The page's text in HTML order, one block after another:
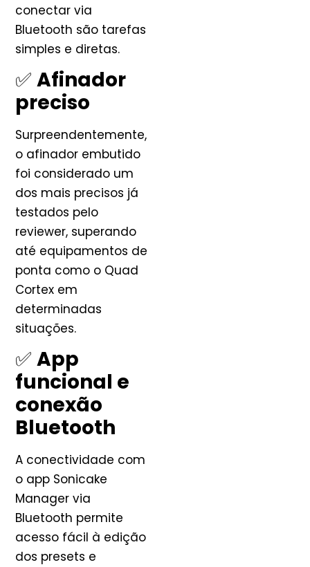
conectar via
Bluetooth são tarefas
simples e diretas.
✅ Afinador
preciso
Surpreendentemente,
o afinador embutido
foi considerado um
dos mais precisos já
testados pelo
reviewer, superando
até equipamentos de
ponta como o Quad
Cortex em
determinadas
situações.
✅ App
funcional e
conexão
Bluetooth
A conectividade com
o app Sonicake
Manager via
Bluetooth permite
acesso fácil à edição
dos presets e